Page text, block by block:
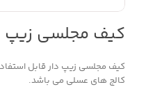
کیف مجلسی زیپ
کیف مجلسی زیپ دار قابل
کالج های عسلی می باشد.